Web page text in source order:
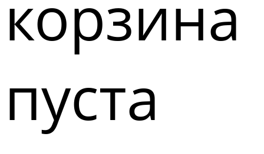
корзина
пуста